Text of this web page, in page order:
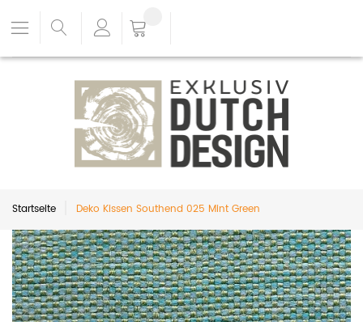
Startseite Deko Kissen Southend 025 Mint Green